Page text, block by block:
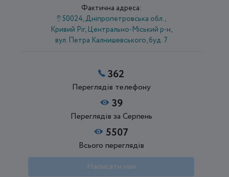
Фактична адреса:
50024, Дніпропетровська обл.,
Кривий Ріг, Центрально-Міський р-н,
вул. Петра Калнишевського, буд. 7
362
Переглядів телефону
39
Переглядів за Серпень
5507
Всього переглядів
Написати нам